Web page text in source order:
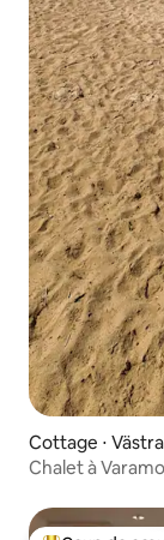
Cottage ⋅
Chalet à